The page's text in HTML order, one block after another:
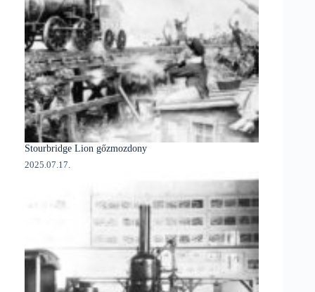
Stourbridge Lion gőzmozdony
2025.07.17.